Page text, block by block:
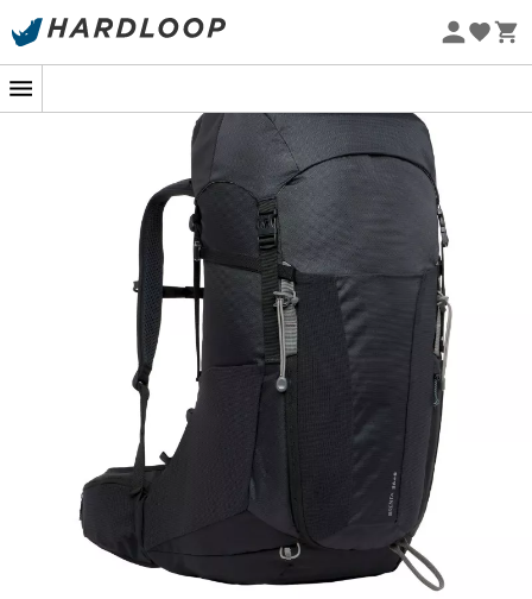
Letnie promocje 🔥 -5% DODATKOWO przy zakupie 2
Dla sportowców poszukujących wszechstronnego
plecaka turystycznego
Brenta 36+6od Vaude
idealnym wyborem. Ten
plecak Vaudedoskonale
nadaje się do wędrówek od schroniska do schroniska w
dolinie Chamonix lub masywie Fiz.
Brenta 36+6 od
posiada innowacyjny system wentylacji pleców,
który zapewni Ci suchość nawet podczas najgorętszych
wędrówek. Jego wysoki komfort noszenia jest również
jednym z jego mocnych punktów, niezależnie od
dystansu czy terenu, komfort zawsze będzie na
najwyższym poziomie. Różne przegródki
Brenta 24
idealne do przechowywania sprzętu, jednocześnie
utrzymując go w zasięgu ręki. Na koniec, ten
plecak
oferuje dodatkową przestrzeń dzięki klapie, co
jest bardzo przydatne podczas długich wędrówek.
Wisienka na torcie: ten
plecak turystyczny Vaude
konstrukcję składającą się w 50% z poliestru z recyklingu,
co pozwala cieszyć się naturą, jednocześnie ją szanując!